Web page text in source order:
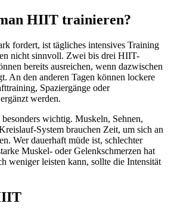
HIIT trainieren?
fordert, ist tägliches intensives Training
nicht sinnvoll. Zwei bis drei HIIT-
bereits ausreichen, wenn dazwischen
An den anderen Tagen können lockere
Spaziergänge oder
werden.
wichtig. Muskeln, Sehnen,
System brauchen Zeit, um sich an
Wer dauerhaft müde ist, schlechter
Muskel- oder Gelenkschmerzen hat
weniger leisten kann, sollte die Intensität